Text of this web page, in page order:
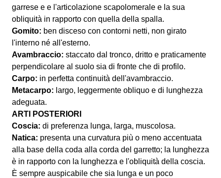
garrese e e l'articolazione scapolomerale e la sua
obliquità in rapporto con quella della spalla.
Gomito: ben disceso con contorni netti, non girato
l'interno né all'esterno.
Avambraccio: staccato dal tronco, dritto e praticamente
perpendicolare al suolo sia di fronte che di profilo.
Carpo: in perfetta continuità dell'avambraccio.
Metacarpo: largo, leggermente obliquo e di lunghezza
adeguata.
ARTI POSTERIORI
Coscia: di preferenza lunga, larga, muscolosa.
Natica: presenta una curvatura più o meno accentuata
alla base della coda alla corda del garretto; la lunghezza
è in rapporto con la lunghezza e l'obliquità della coscia.
È sempre auspicabile che sia lunga e un poco